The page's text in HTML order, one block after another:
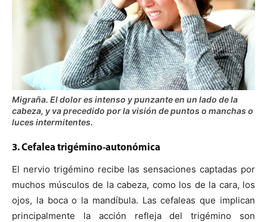
Migraña. El dolor es intenso y punzante en un lado de la
cabeza, y va precedido por la visión de puntos o manchas o
luces intermitentes.
3. Cefalea trigémino-autonómica
El nervio trigémino recibe las sensaciones captadas por
muchos músculos de la cabeza, como los de la cara, los
ojos, la boca o la mandíbula. Las cefaleas que implican
principalmente la acción refleja del trigémino son